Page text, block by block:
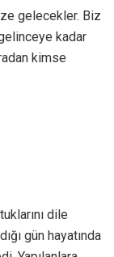
gelecekler. Biz
kadar
kimse
dile
gün hayatında